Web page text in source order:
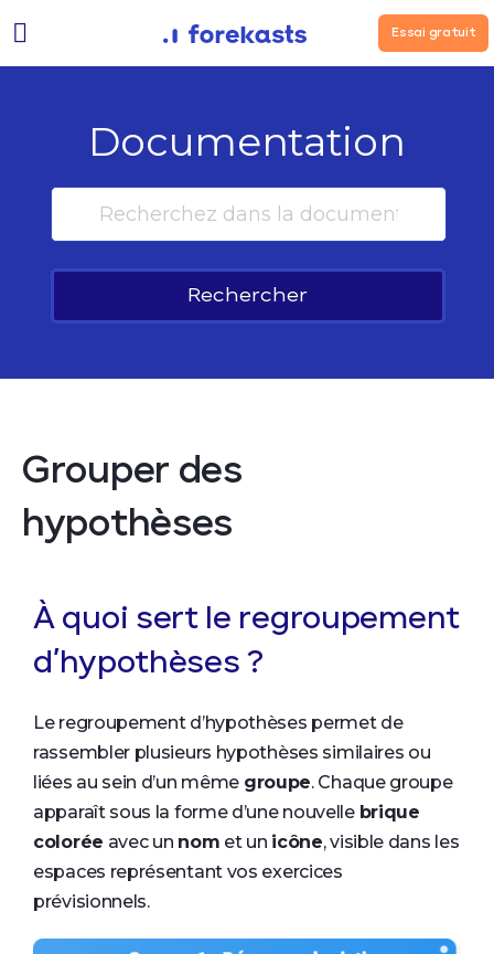
Essai gratuit
Documentation
Rechercher
Grouper des
hypothèses
À quoi sert le regroupement
d’hypothèses ?
Le regroupement d’hypothèses permet de
rassembler plusieurs hypothèses similaires ou
liées au sein d’un même groupe. Chaque groupe
apparaît sous la forme d’une nouvelle brique
colorée avec un nom et un icône, visible dans les
espaces représentant vos exercices
prévisionnels.